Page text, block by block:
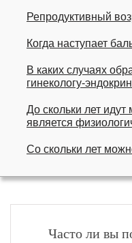
Репродуктивный
Когда наступает
В каких случаях
гинекологу-
До скольки лет
является
Со скольки лет
Часто ли вы